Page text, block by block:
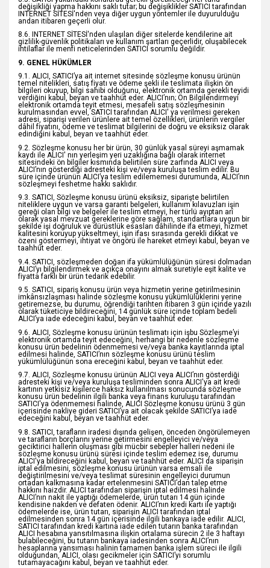
değişikliği yapma hakkını saklı tutar; bu değişiklikler SATICI tarafından
INTERNET SİTESİ'nden veya diğer uygun yöntemler ile duyurulduğu
andan itibaren geçerli olur.
8.6. INTERNET SİTESİ'nden ulaşılan diğer sitelerde kendilerine ait
gizlilik-güvenlik politikaları ve kullanım şartları geçerlidir, oluşabilecek
ihtilaflar ile menfi neticelerinden SATICI sorumlu değildir.
9. GENEL HÜKÜMLER
9.1. ALICI, SATICI’ya ait internet sitesinde sözleşme konusu ürünün
temel nitelikleri, satış fiyatı ve ödeme şekli ile teslimata ilişkin ön
bilgileri okuyup, bilgi sahibi olduğunu, elektronik ortamda gerekli teyidi
verdiğini kabul, beyan ve taahhüt eder. ALICI’nın; Ön Bilgilendirmeyi
elektronik ortamda teyit etmesi, mesafeli satış sözleşmesinin
kurulmasından evvel, SATICI tarafından ALICI' ya verilmesi gereken
adresi, siparişi verilen ürünlere ait temel özellikleri, ürünlerin vergiler
dâhil fiyatını, ödeme ve teslimat bilgilerini de doğru ve eksiksiz olarak
edindiğini kabul, beyan ve taahhüt eder.
9.2. Sözleşme konusu her bir ürün, 30 günlük yasal süreyi aşmamak
kaydı ile ALICI' nın yerleşim yeri uzaklığına bağlı olarak internet
sitesindeki ön bilgiler kısmında belirtilen süre zarfında ALICI veya
ALICI’nın gösterdiği adresteki kişi ve/veya kuruluşa teslim edilir. Bu
süre içinde ürünün ALICI’ya teslim edilememesi durumunda, ALICI’nın
sözleşmeyi feshetme hakkı saklıdır.
9.3. SATICI, Sözleşme konusu ürünü eksiksiz, siparişte belirtilen
niteliklere uygun ve varsa garanti belgeleri, kullanım kılavuzları işin
gereği olan bilgi ve belgeler ile teslim etmeyi, her türlü ayıptan arî
olarak yasal mevzuat gereklerine göre sağlam, standartlara uygun bir
şekilde işi doğruluk ve dürüstlük esasları dâhilinde ifa etmeyi, hizmet
kalitesini koruyup yükseltmeyi, işin ifası sırasında gerekli dikkat ve
özeni göstermeyi, ihtiyat ve öngörü ile hareket etmeyi kabul, beyan ve
taahhüt eder.
9.4. SATICI, sözleşmeden doğan ifa yükümlülüğünün süresi dolmadan
ALICI’yı bilgilendirmek ve açıkça onayını almak suretiyle eşit kalite ve
fiyatta farklı bir ürün tedarik edebilir.
9.5. SATICI, sipariş konusu ürün veya hizmetin yerine getirilmesinin
imkânsızlaşması halinde sözleşme konusu yükümlülüklerini yerine
getiremezse, bu durumu, öğrendiği tarihten itibaren 3 gün içinde yazılı
olarak tüketiciye bildireceğini, 14 günlük süre içinde toplam bedeli
ALICI’ya iade edeceğini kabul, beyan ve taahhüt eder.
9.6. ALICI, Sözleşme konusu ürünün teslimatı için işbu Sözleşme’yi
elektronik ortamda teyit edeceğini, herhangi bir nedenle sözleşme
konusu ürün bedelinin ödenmemesi ve/veya banka kayıtlarında iptal
edilmesi halinde, SATICI’nın sözleşme konusu ürünü teslim
yükümlülüğünün sona ereceğini kabul, beyan ve taahhüt eder.
9.7. ALICI, Sözleşme konusu ürünün ALICI veya ALICI’nın gösterdiği
adresteki kişi ve/veya kuruluşa tesliminden sonra ALICI'ya ait kredi
kartının yetkisiz kişilerce haksız kullanılması sonucunda sözleşme
konusu ürün bedelinin ilgili banka veya finans kuruluşu tarafından
SATICI'ya ödenmemesi halinde, ALICI Sözleşme konusu ürünü 3 gün
içerisinde nakliye gideri SATICI’ya ait olacak şekilde SATICI’ya iade
edeceğini kabul, beyan ve taahhüt eder.
9.8. SATICI, tarafların iradesi dışında gelişen, önceden öngörülemeyen
ve tarafların borçlarını yerine getirmesini engelleyici ve/veya
geciktirici hallerin oluşması gibi mücbir sebepler halleri nedeni ile
sözleşme konusu ürünü süresi içinde teslim edemez ise, durumu
ALICI'ya bildireceğini kabul, beyan ve taahhüt eder. ALICI da siparişin
iptal edilmesini, sözleşme konusu ürünün varsa emsali ile
değiştirilmesini ve/veya teslimat süresinin engelleyici durumun
ortadan kalkmasına kadar ertelenmesini SATICI’dan talep etme
hakkını haizdir. ALICI tarafından siparişin iptal edilmesi halinde
ALICI’nın nakit ile yaptığı ödemelerde, ürün tutarı 14 gün içinde
kendisine nakden ve defaten ödenir. ALICI’nın kredi kartı ile yaptığı
ödemelerde ise, ürün tutarı, siparişin ALICI tarafından iptal
edilmesinden sonra 14 gün içerisinde ilgili bankaya iade edilir. ALICI,
SATICI tarafından kredi kartına iade edilen tutarın banka tarafından
ALICI hesabına yansıtılmasına ilişkin ortalama sürecin 2 ile 3 haftayı
bulabileceğini, bu tutarın bankaya iadesinden sonra ALICI’nın
hesaplarına yansıması halinin tamamen banka işlem süreci ile ilgili
olduğundan, ALICI, olası gecikmeler için SATICI’yı sorumlu
tutamayacağını kabul, beyan ve taahhüt eder.